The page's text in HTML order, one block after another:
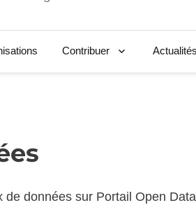
Contribuer Actualités
de données sur Portail Open Data